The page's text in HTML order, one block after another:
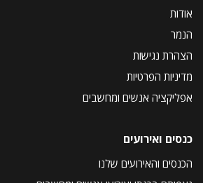
אודות
הנמר
הצהרת נגישות
מדיניות הפרטיות
אפליקציה אנשים ומחשבים
כנסים ואירועים
הכנסים והאירועים שלנו